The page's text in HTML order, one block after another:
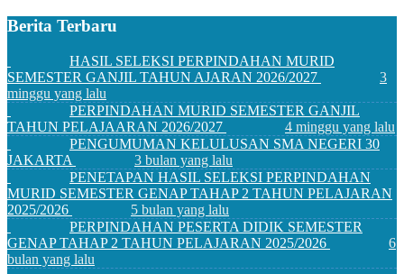
Berita Terbaru
HASIL SELEKSI PERPINDAHAN MURID
SEMESTER GANJIL TAHUN AJARAN 2026/2027
3
minggu yang lalu
PERPINDAHAN MURID SEMESTER GANJIL
TAHUN PELAJAARAN 2026/2027
4 minggu yang lalu
PENGUMUMAN KELULUSAN SMA NEGERI 30
JAKARTA
3 bulan yang lalu
PENETAPAN HASIL SELEKSI PERPINDAHAN
MURID SEMESTER GENAP TAHAP 2 TAHUN PELAJARAN
2025/2026
5 bulan yang lalu
PERPINDAHAN PESERTA DIDIK SEMESTER
GENAP TAHAP 2 TAHUN PELAJARAN 2025/2026
6
bulan yang lalu